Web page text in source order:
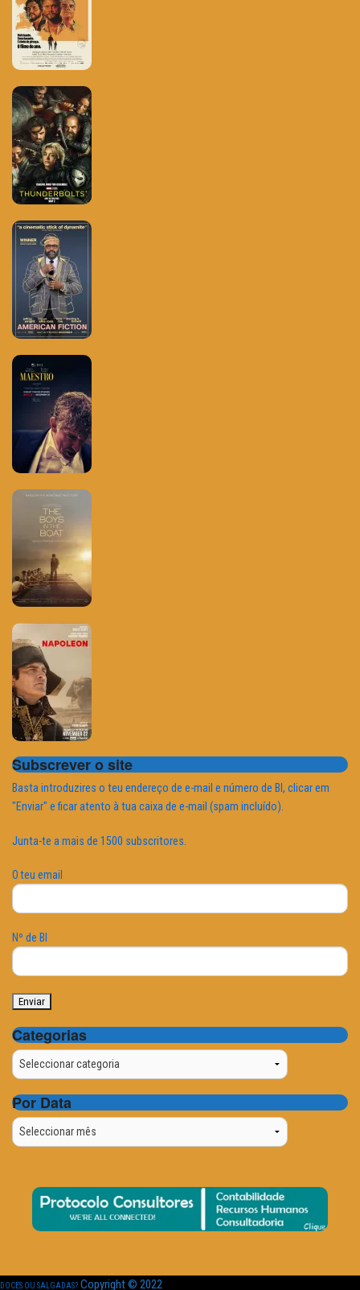
Subscrever o site
Basta introduzires o teu endereço de e-mail e número de BI, clicar em
"Enviar" e ficar atento à tua caixa de e-mail (spam incluído).
Junta-te a mais de 1500 subscritores.
O teu email
Nº de BI
Categorias
Categorias
Por Data
Por
Data
DOCES OU SALGADAS? Copyright © 2022